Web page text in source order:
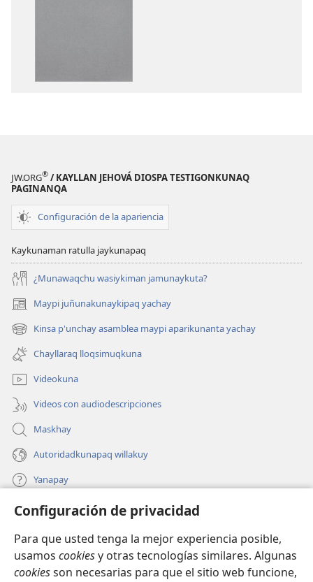
Configuración de privacidad
Para que usted tenga la mejor experiencia posible,
usamos cookiesy otras tecnologías similares. Algunas
cookiesson necesarias para que el sitio web funcione,
JW.ORG® / KAYLLAN JEHOVÁ DIOSPA TESTIGONKUNAQ
PAGINANQA
Configuración de la apariencia
Kaykunaman ratulla jaykunapaq
¿Munawaqchu wasiykiman jamunaykuta?
Maypi juñunakunaykipaq yachay
(abre
una
nueva
ventana)
Kinsa p'unchay asamblea maypi aparikunanta yachay
(abre
una
nueva
ventana)
Chayllaraq lloqsimuqkuna
Videokuna
Videos con audiodescripciones
Maskhay
Autoridadkunapaq willakuy
Yanapay
Donacionta churanapaq
una
ventana)
INTERNETPI QELQANCHISKUNA Watchtower™
(abre
una